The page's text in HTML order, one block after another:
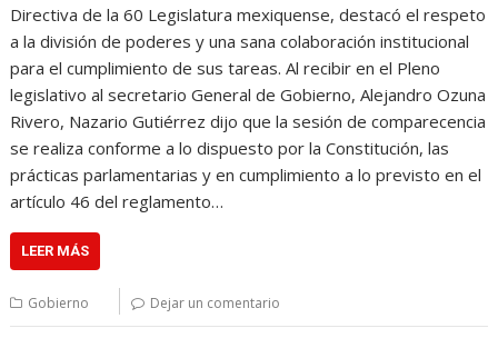
Directiva de la 60 Legislatura mexiquense, destacó el respeto
a la división de poderes y una sana colaboración institucional
para el cumplimiento de sus tareas. Al recibir en el Pleno
legislativo al secretario General de Gobierno, Alejandro Ozuna
Rivero, Nazario Gutiérrez dijo que la sesión de comparecencia
se realiza conforme a lo dispuesto por la Constitución, las
prácticas parlamentarias y en cumplimiento a lo previsto en el
artículo 46 del reglamento…
LEER MÁS
Gobierno Dejar un comentario